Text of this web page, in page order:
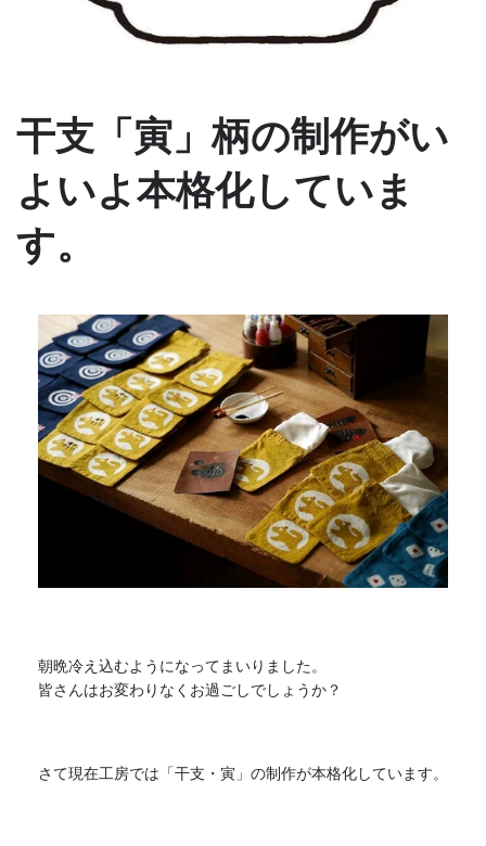
干支「寅」柄の制作がい
よいよ本格化していま
す。
朝晩冷え込むようになってまいりました。
皆さんはお変わりなくお過ごしでしょうか？
さて現在工房では「干支・寅」の制作が本格化しています。